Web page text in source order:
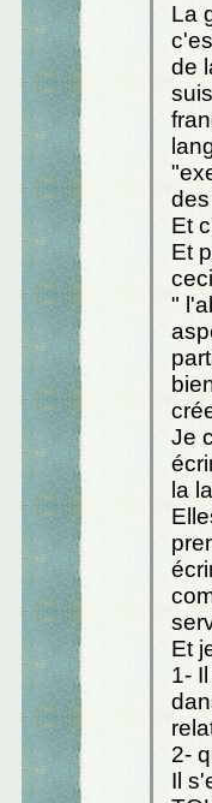
La
de
Et
Et
"
Je
la
Et
1-
2-
Il